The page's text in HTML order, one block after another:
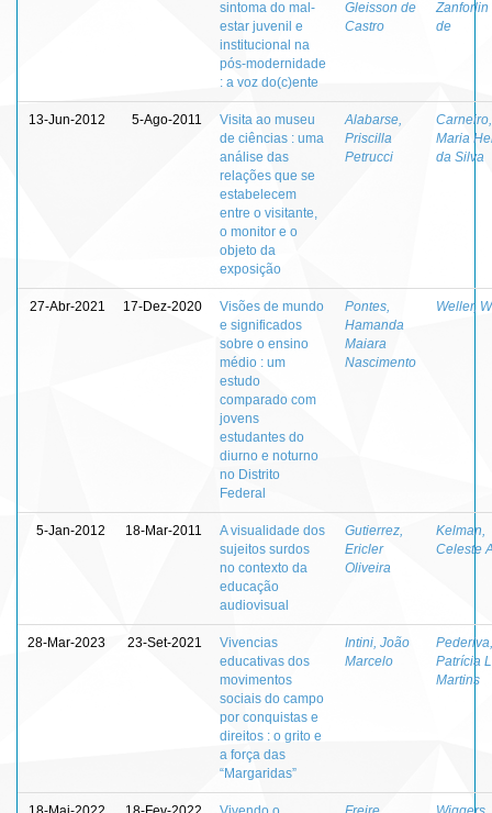
sintoma do mal-
estar juvenil e
institucional na
pós-modernidade
: a voz do(c)ente
Gleisson de
Castro
Zanforlin
de
13-Jun-2012 5-Ago-2011
Visita ao museu
de ciências : uma
análise das
relações que se
estabelecem
entre o visitante,
o monitor e o
objeto da
exposição
Alabarse,
Priscilla
Petrucci
Carneiro,
Maria
da Silva
27-Abr-2021 17-Dez-2020
Visões de mundo
e significados
sobre o ensino
médio : um
estudo
comparado com
jovens
estudantes do
diurno e noturno
no Distrito
Federal
Pontes,
Hamanda
Maiara
Nascimento
Weller,
5-Jan-2012 18-Mar-2011
A visualidade dos
sujeitos surdos
no contexto da
educação
audiovisual
Gutierrez,
Ericler
Oliveira
Kelman,
Celeste
28-Mar-2023 23-Set-2021
Vivencias
educativas dos
movimentos
sociais do campo
por conquistas e
direitos : o grito e
a força das
“Margaridas”
Intini, João
Marcelo
Pederiva,
Patrícia
Martins